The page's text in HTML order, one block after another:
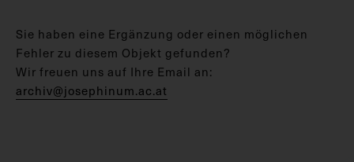
Sie haben eine Ergänzung oder einen möglichen
Fehler zu diesem Objekt gefunden?
Wir freuen uns auf Ihre Email an:
archiv@josephinum.ac.at